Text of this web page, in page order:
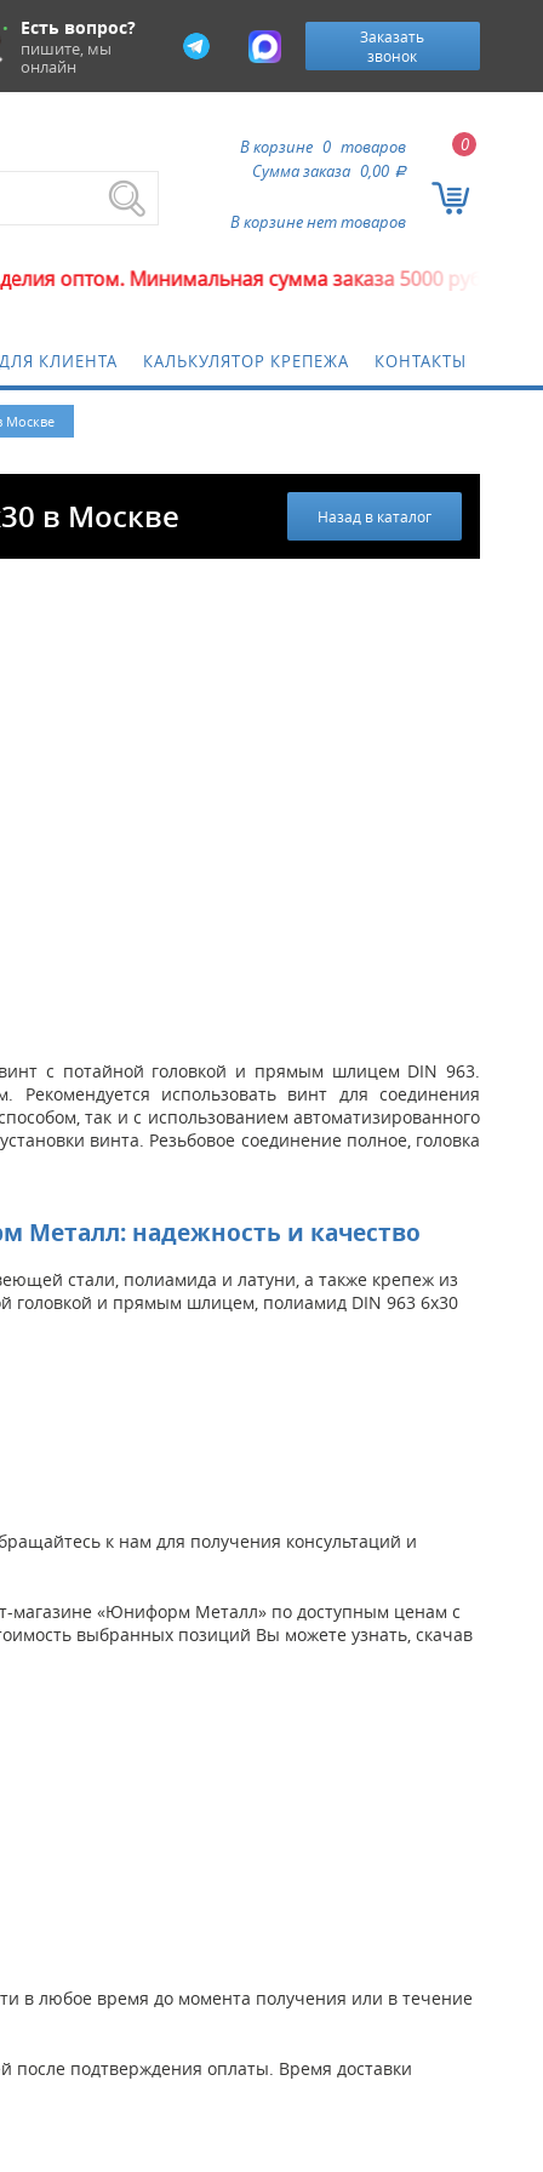
Есть вопрос?
пишите, мы
онлайн
Заказать
звонок
0
В корзине 0 товаров
Сумма заказа 0,00 a
В корзине нет товаров
Минимальная сумма заказа 5000 рублей.
КЛИЕНТА КАЛЬКУЛЯТОР КРЕПЕЖА КОНТАКТЫ
Москве
в Москве Назад в каталог
с потайной головкой и прямым шлицем DIN 963.
Рекомендуется использовать винт для соединения
так и с использованием автоматизированного
винта. Резьбовое соединение полное, головка
Металл: надежность и качество
стали, полиамида и латуни, а также крепеж из
головкой и прямым шлицем, полиамид DIN 963 6x30
к нам для получения консультаций и
магазине «Юниформ Металл» по доступным ценам с
выбранных позиций Вы можете узнать, скачав
в любое время до момента получения или в течение
после подтверждения оплаты. Время доставки